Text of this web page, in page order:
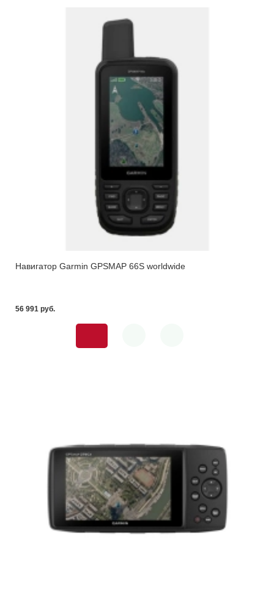
Навигатор Garmin GPSMAP 66S worldwide
56 991 pуб.